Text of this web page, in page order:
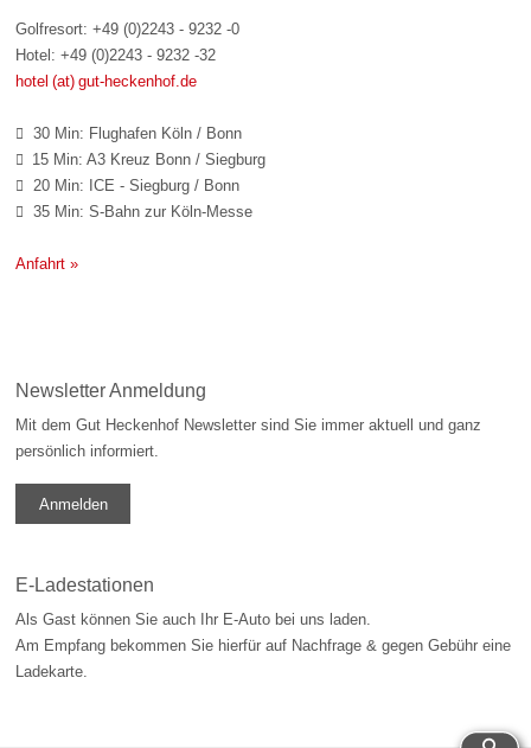
Golfresort: +49 (0)2243 - 9232 -0
Hotel: +49 (0)2243 - 9232 -32
hotel (at) gut-heckenhof.de
 30 Min: Flughafen Köln / Bonn
 15 Min: A3 Kreuz Bonn / Siegburg
 20 Min: ICE - Siegburg / Bonn
 35 Min: S-Bahn zur Köln-Messe
Anfahrt »
Newsletter Anmeldung
Mit dem Gut Heckenhof Newsletter sind Sie immer aktuell und ganz
persönlich informiert.
Anmelden
E-Ladestationen
Als Gast können Sie auch Ihr E-Auto bei uns laden.
Am Empfang bekommen Sie hierfür auf Nachfrage & gegen Gebühr eine
Ladekarte.